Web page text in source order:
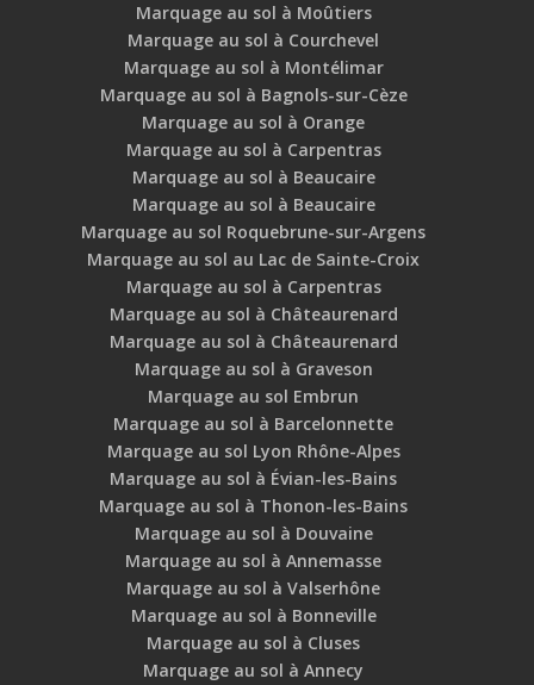
Marquage au sol à Moûtiers
Marquage au sol à Courchevel
Marquage au sol à Montélimar
Marquage au sol à Bagnols-sur-Cèze
Marquage au sol à Orange
Marquage au sol à Carpentras
Marquage au sol à Beaucaire
Marquage au sol à Beaucaire
Marquage au sol Roquebrune-sur-Argens
Marquage au sol au Lac de Sainte-Croix
Marquage au sol à Carpentras
Marquage au sol à Châteaurenard
Marquage au sol à Châteaurenard
Marquage au sol à Graveson
Marquage au sol Embrun
Marquage au sol à Barcelonnette
Marquage au sol Lyon Rhône-Alpes
Marquage au sol à Évian-les-Bains
Marquage au sol à Thonon-les-Bains
Marquage au sol à Douvaine
Marquage au sol à Annemasse
Marquage au sol à Valserhône
Marquage au sol à Bonneville
Marquage au sol à Cluses
Marquage au sol à Annecy